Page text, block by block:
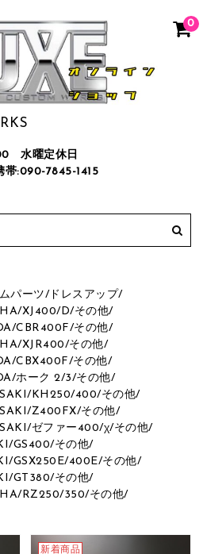
水曜定休日
帯:090-7845-1415
0
パーツ/ ドレスアップ/
/XJ400/D/その他/
/CBR400F/その他/
/XJR400/その他/
/CBX400F/その他/
/ホーク 2/3/その他/
/KH250/400/その他/
/Z400FX/その他/
/ゼファー400/χ/その他/
/GS400/その他/
/GSX250E/400E/その他/
/GT380/その他/
/RZ250/350/その他/
新着商品